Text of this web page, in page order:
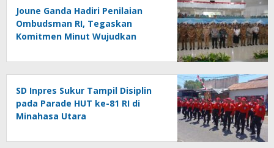
Joune Ganda Hadiri Penilaian
Ombudsman RI, Tegaskan
Komitmen Minut Wujudkan
SD Inpres Sukur Tampil Disiplin
pada Parade HUT ke-81 RI di
Minahasa Utara